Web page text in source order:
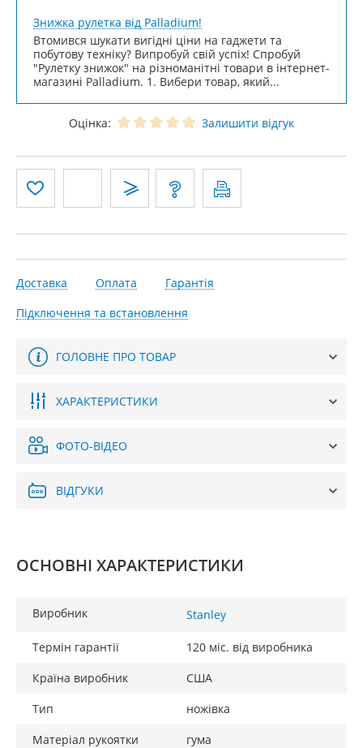
Знижка рулетка від Palladium!
Втомився шукати вигідні ціни на гаджети та
побутову техніку? Випробуй свій успіх! Спробуй
"Рулетку знижок" на різноманітні товари в інтернет-
магазині Palladium. 1. Вибери товар, який...
Оцінка: Залишити відгук
Доставка Оплата
Гарантія
Підключення та встановлення
ГОЛОВНЕ ПРО ТОВАР
ХАРАКТЕРИСТИКИ
ФОТО-ВІДЕО
ВІДГУКИ
ОСНОВНІ ХАРАКТЕРИСТИКИ
Виробник Stanley
Термін гарантії
120 міс. від виробника
Країна виробник
США
Тип
ножівка
Матеріал рукоятки
гума